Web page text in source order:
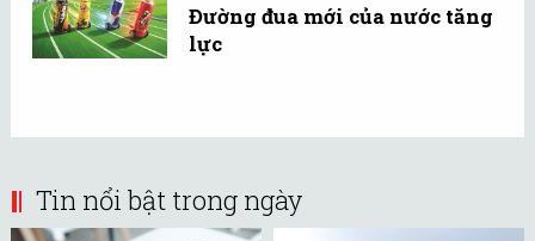
Đường đua mới của nước tăng
lực
Tin nổi bật trong ngày